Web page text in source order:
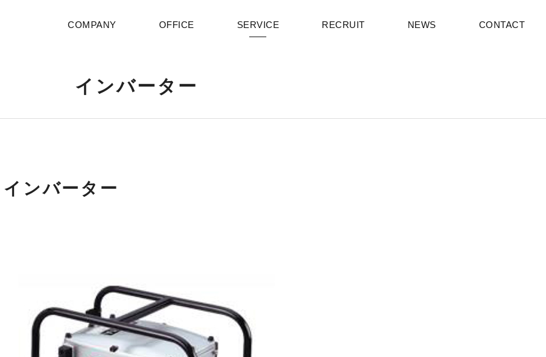
COMPANY OFFICE SERVICE RECRUIT NEWS CONTACT
インバーター
インバーター